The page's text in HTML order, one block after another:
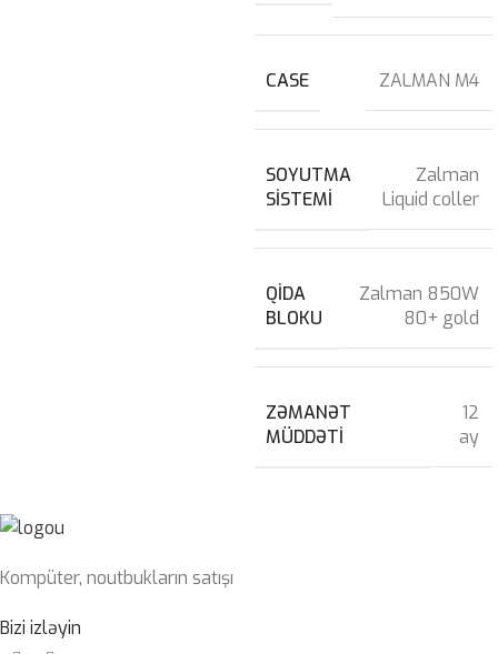
CASE ZALMAN M4
SOYUTMA
SISTEMI
Zalman
Liquid coller
QIDA
BLOKU
Zalman 850W
80+ gold
ZƏMANƏT
MÜDDƏTI
12
ay
Kompüter, noutbukların satışı
Bizi izləyin